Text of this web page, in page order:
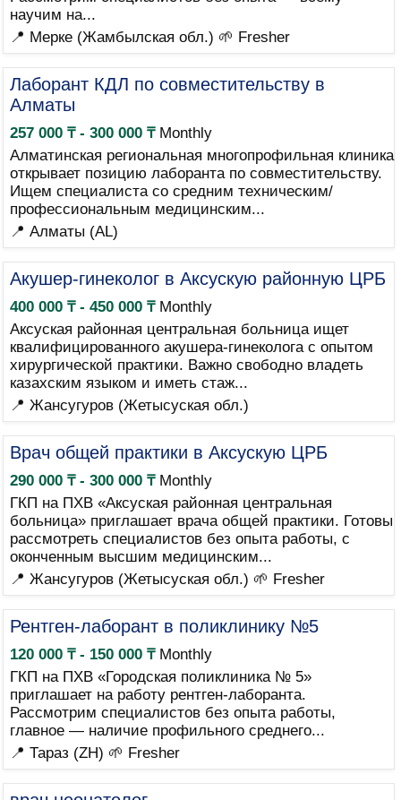
научим на...
📍 Мерке (Жамбылская обл.) 🌱 Fresher
Лаборант КДЛ по совместительству в
Алматы
257 000 ₸ - 300 000 ₸Monthly
Алматинская региональная многопрофильная клиника
открывает позицию лаборанта по совместительству.
Ищем специалиста со средним техническим/
профессиональным медицинским...
📍 Алматы (AL)
Акушер-гинеколог в Аксускую районную ЦРБ
400 000 ₸ - 450 000 ₸Monthly
Аксуская районная центральная больница ищет
квалифицированного акушера-гинеколога с опытом
хирургической практики. Важно свободно владеть
казахским языком и иметь стаж...
📍 Жансугуров (Жетысуская обл.)
Врач общей практики в Аксускую ЦРБ
290 000 ₸ - 300 000 ₸Monthly
ГКП на ПХВ «Аксуская районная центральная
больница» приглашает врача общей практики. Готовы
рассмотреть специалистов без опыта работы, с
оконченным высшим медицинским...
📍 Жансугуров (Жетысуская обл.) 🌱 Fresher
Рентген-лаборант в поликлинику №5
120 000 ₸ - 150 000 ₸Monthly
ГКП на ПХВ «Городская поликлиника № 5»
приглашает на работу рентген-лаборанта.
Рассмотрим специалистов без опыта работы,
главное — наличие профильного среднего...
📍 Тараз (ZH) 🌱 Fresher